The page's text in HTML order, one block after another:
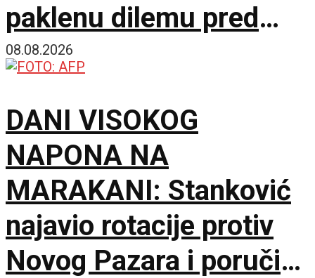
paklenu dilemu pred
Hetafe!
08.08.2026
DANI VISOKOG
NAPONA NA
MARAKANI: Stanković
najavio rotacije protiv
Novog Pazara i poručio